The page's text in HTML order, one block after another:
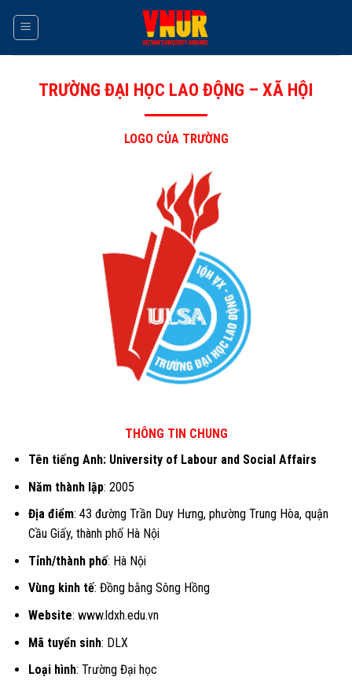
TRƯỜNG ĐẠI HỌC LAO ĐỘNG – XÃ HỘI
LOGO CỦA TRƯỜNG
THÔNG TIN CHUNG
Tên tiếng Anh: University of Labour and Social Affairs
Năm thành lập: 2005
Địa điểm: 43 đường Trần Duy Hưng, phường Trung Hòa, quận
Cầu Giấy, thành phố Hà Nội
Tỉnh/thành phố: Hà Nội
Vùng kinh tế: Đồng bằng Sông Hồng
Website: www.ldxh.edu.vn
Mã tuyển sinh: DLX
Loại hình: Trường Đại học